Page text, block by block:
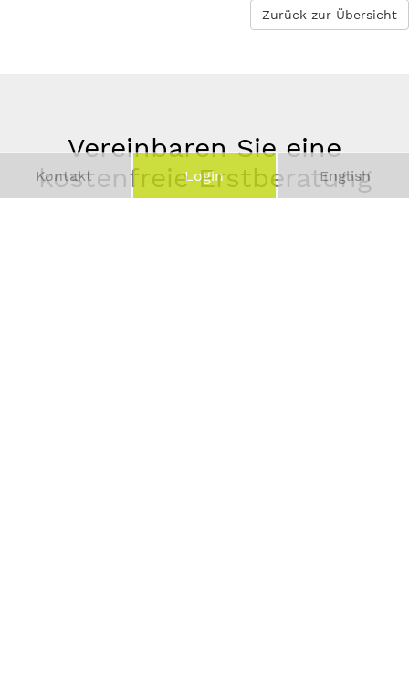
Zurück zur Übersicht
Vereinbaren Sie eine
kostenfreie Erstberatung
Kontakt Login English